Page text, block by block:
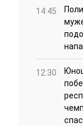
14:45
12:30